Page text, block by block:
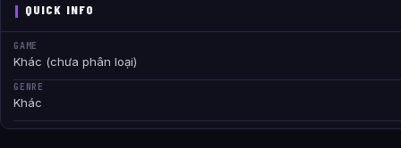
QUICK INFO
GAME
Khác (chưa phân loại)
GENRE
Khác